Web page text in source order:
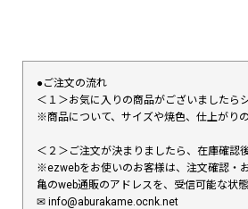
●ご注文の流れ
＜１＞お気に入りの商品がございましたら
※商品について、サイズや焼色、仕上がり
＜２＞ご注文が決まりましたら、在庫確認
※ezwebをお使いのお客様は、注文確認・
亀のweb通販のアドレスを、受信可能な状
✉︎ info@aburakame.ocnk.net